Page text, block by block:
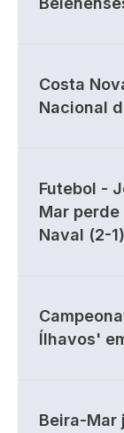
Costa
Nacional
Futebol -
Mar perde
Naval (2-
Ílhavos'
Beira-Mar